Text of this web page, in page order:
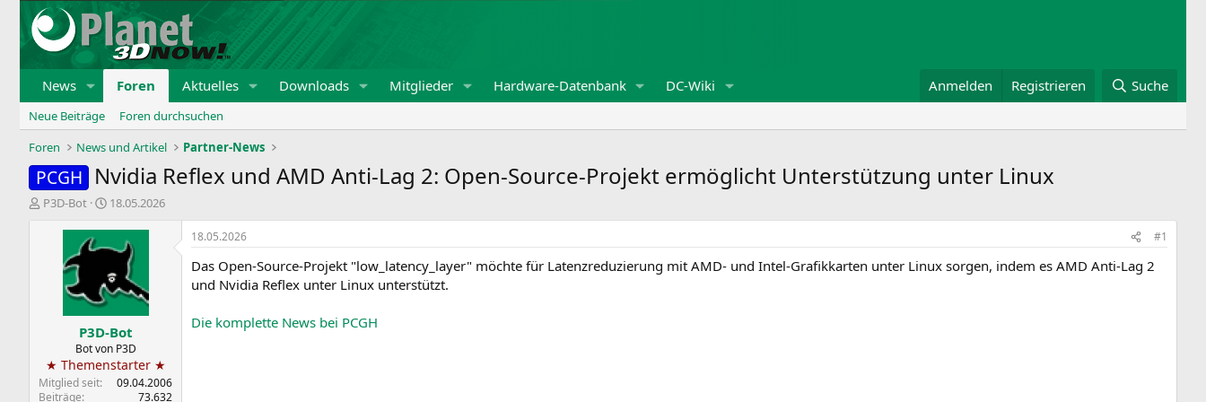
News Foren Aktuelles Downloads Mitglieder Hardware-Datenbank DC-Wiki Anmelden Registrieren Suche
Neue Beiträge
Foren durchsuchen
Foren
News und Artikel Partner-News
PCGH Nvidia Reflex und AMD Anti-Lag 2: Open-Source-Projekt ermöglicht Unterstützung unter Linux
E
P3D-Bot
E
s
t
l
l
t
a
m
18.05.2026
P3D-Bot
Bot von P3D
★ Themenstarter ★
Mitglied seit
09.04.2006
Beiträge
73.632
18.05.2026 #1
Das Open-Source-Projekt "low_latency_layer" möchte für Latenzreduzierung mit AMD- und Intel-Grafikkarten unter Linux sorgen, indem es AMD Anti-Lag 2
und Nvidia Reflex unter Linux unterstützt.
Die komplette News bei PCGH